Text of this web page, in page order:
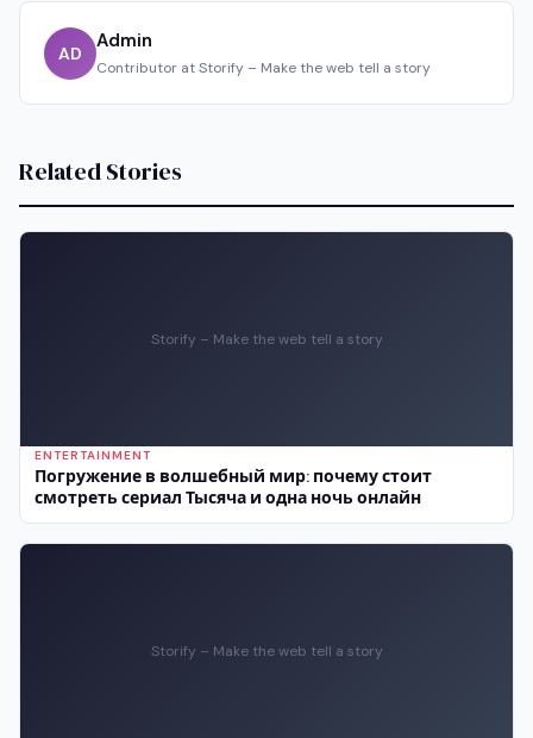
AD
Admin
Contributor at Storify – Make the web tell a story
Related Stories
Storify – Make the web tell a story
ENTERTAINMENT
Погружение в волшебный мир: почему стоит
смотреть сериал Тысяча и одна ночь онлайн
Storify – Make the web tell a story